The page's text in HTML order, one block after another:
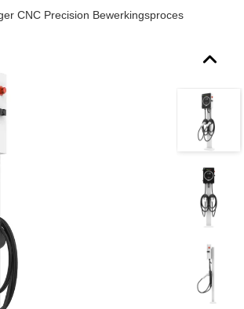
CNC Precision Bewerkingsproces